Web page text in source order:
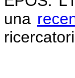
una